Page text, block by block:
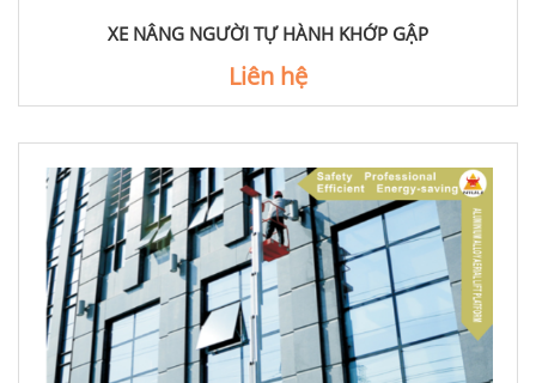
XE NÂNG NGƯỜI TỰ HÀNH KHỚP GẬP
Liên hệ